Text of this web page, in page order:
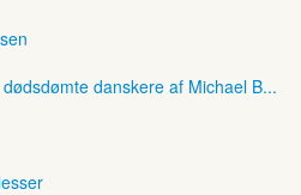
danskere af Michael B...